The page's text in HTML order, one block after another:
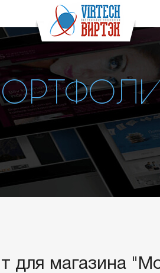
для магазина